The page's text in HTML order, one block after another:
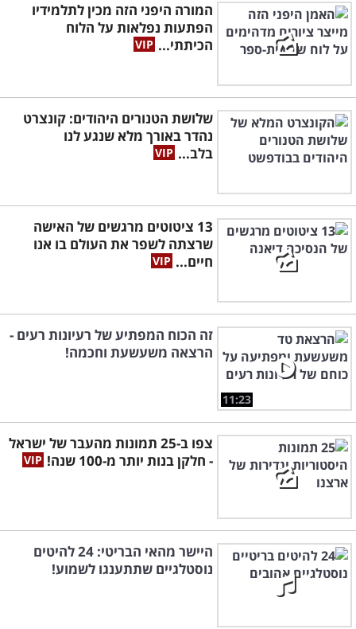
המורה היפני הזה מכין לתלמידיו
הפתעות נפלאות על הלוח
הכיתתי...
שלושת הטנורים היהודים: קונצרט
נהדר באורך מלא שנגע לנו
בלב...
13 ציטוטים מרגשים של האישה
שרצתה לשפר את העולם בו אנו
חיים...
11:23
זה הכוח המפתיע של רעיונות רעים -
הרצאה משעשעת וחכמה!
צפו ב-25 תמונות מהעבר של ישראל
- חלקן בנות יותר מ-100 שנה!
היישר מהאי הבריטי: 24 להיטים
נוסטלגיים שתתענגו לשמוע!